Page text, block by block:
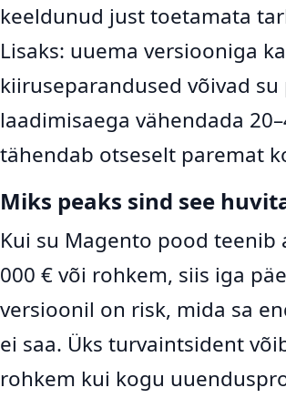
keeldunud just toetamata
Lisaks: uuema versiooniga
kiiruseparandused võivad su
laadimisaega vähendada
tähendab otseselt paremat
Miks peaks sind see
Kui su Magento pood teenib
000 € või rohkem, siis iga
versioonil on risk, mida sa
ei saa. Üks turvaintsident
rohkem kui kogu